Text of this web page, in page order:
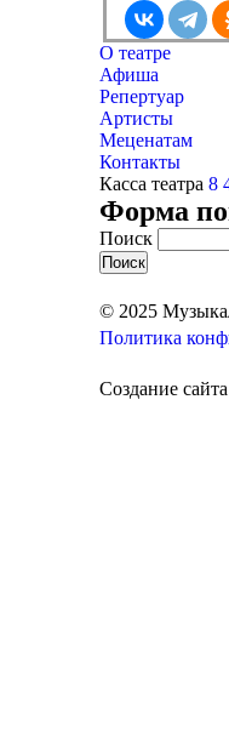
О театре
Афиша
Репертуар
Артисты
Меценатам
Контакты
Касса театра 8
Форма
Поиск
© 2025
Политика
Создание